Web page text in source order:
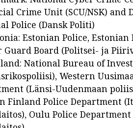
Crime Unit (SCU/NSK) and
Police (Dansk Politi)
Estonian Police, Estonian
Guard Board (Politsei- ja
National Bureau of
Western
(Länsi-Uudenmaan
Finland Police Department
Oulu Police